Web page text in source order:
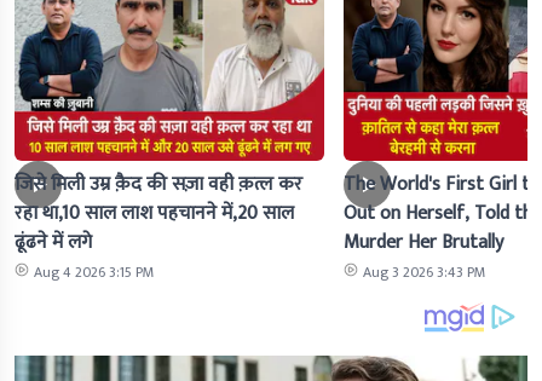
जिसे मिली उम्र क़ैद की सज़ा वही क़त्ल कर
रहा था,10 साल लाश पहचानने में,20 साल
ढूंढने में लगे
Aug 4 2026 3:15 PM
The World's First Girl
Out on Herself, Told
Murder Her Brutally
Aug 3 2026 3:43 PM